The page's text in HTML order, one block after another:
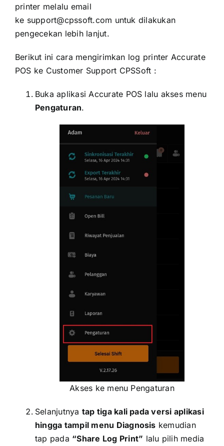
printer melalu email
ke support@cpssoft.com untuk dilakukan
pengecekan lebih lanjut.
Berikut ini cara mengirimkan log printer Accurate
POS ke Customer Support CPSSoft :
Buka aplikasi Accurate POS lalu akses menu
Pengaturan.
Akses ke menu Pengaturan
Selanjutnya tap tiga kali pada versi aplikasi
hingga tampil menu Diagnosis kemudian
tap pada “Share Log Print” lalu pilih media